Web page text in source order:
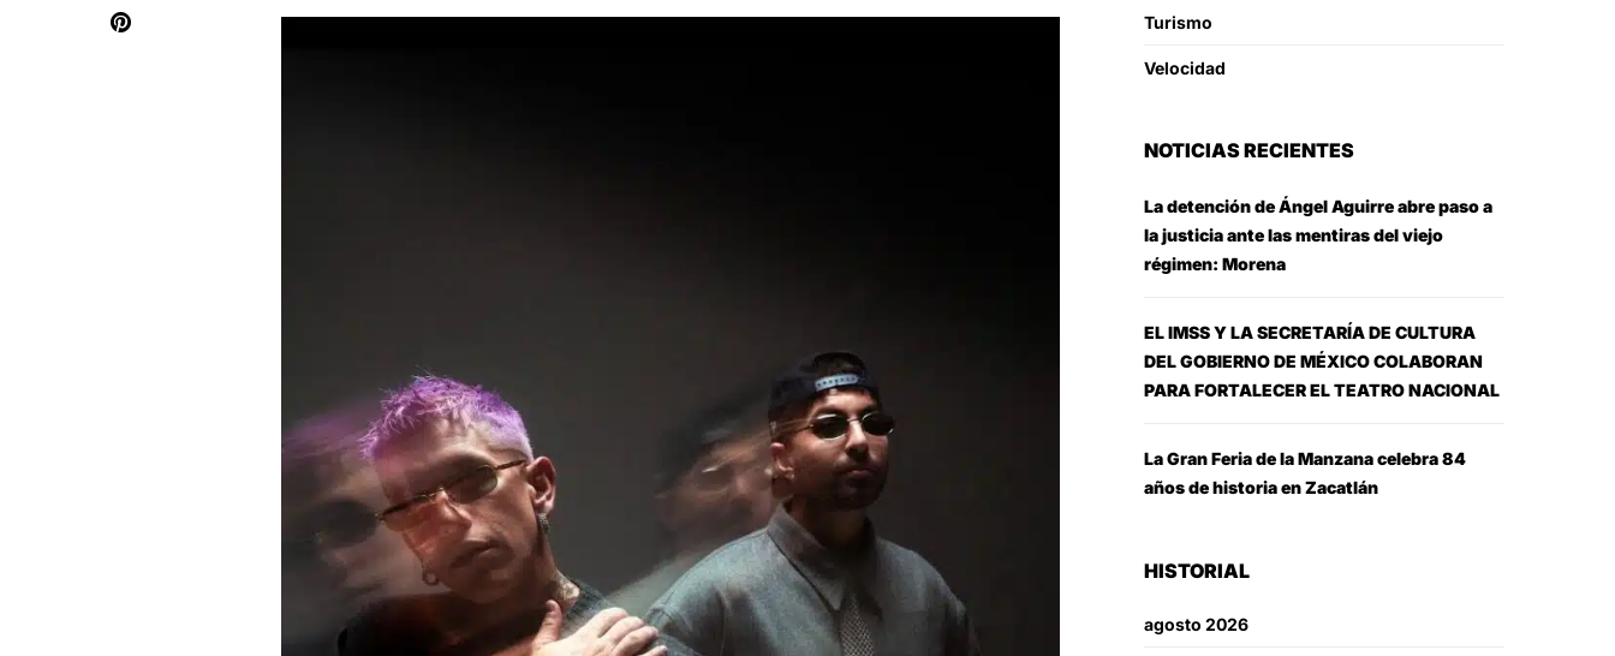
Turismo
Velocidad
NOTICIAS RECIENTES
La detención de Ángel Aguirre abre paso a
la justicia ante las mentiras del viejo
régimen: Morena
EL IMSS Y LA SECRETARÍA DE CULTURA
DEL GOBIERNO DE MÉXICO COLABORAN
PARA FORTALECER EL TEATRO NACIONAL
La Gran Feria de la Manzana celebra 84
años de historia en Zacatlán
HISTORIAL
agosto 2026